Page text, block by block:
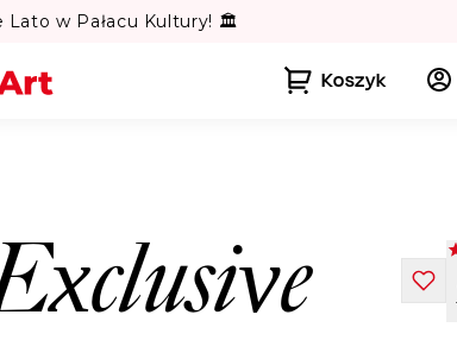
Lato w Pałacu Kultury! 🏛️
Koszyk